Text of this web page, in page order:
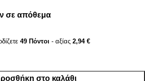
σε απόθεμα
49 Πόντοι - αξίας 2,94 €
στο καλάθι